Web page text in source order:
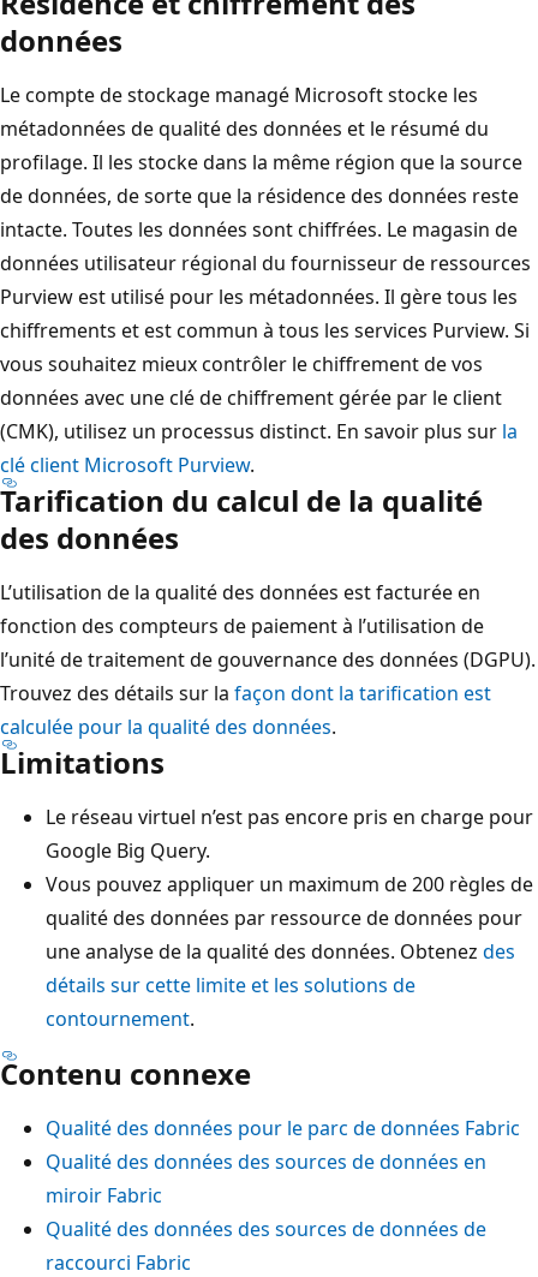
données
Le compte de stockage managé Microsoft stocke les
métadonnées de qualité des données et le résumé du
profilage. Il les stocke dans la même région que la source
de données, de sorte que la résidence des données reste
intacte. Toutes les données sont chiffrées. Le magasin de
données utilisateur régional du fournisseur de ressources
Purview est utilisé pour les métadonnées. Il gère tous les
chiffrements et est commun à tous les services Purview. Si
vous souhaitez mieux contrôler le chiffrement de vos
données avec une clé de chiffrement gérée par le client
(CMK), utilisez un processus distinct. En savoir plus sur la
clé client Microsoft Purview.
Tarification du calcul de la qualité
des données
L’utilisation de la qualité des données est facturée en
fonction des compteurs de paiement à l’utilisation de
l’unité de traitement de gouvernance des données (DGPU).
Trouvez des détails sur la façon dont la tarification est
calculée pour la qualité des données.
Limitations
Le réseau virtuel n’est pas encore pris en charge pour
Google Big Query.
Vous pouvez appliquer un maximum de 200 règles de
qualité des données par ressource de données pour
une analyse de la qualité des données. Obtenez des
détails sur cette limite et les solutions de
contournement.
Contenu connexe
Qualité des données pour le parc de données Fabric
Qualité des données des sources de données en
miroir Fabric
Qualité des données des sources de données de
raccourci Fabric